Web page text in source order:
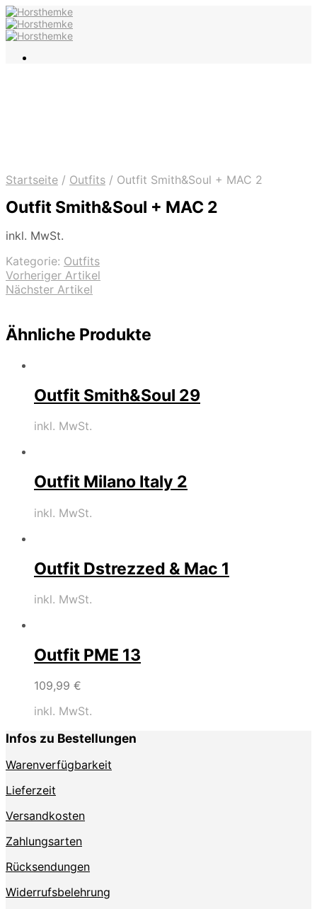
Startseite / Outfits / Outfit Smith&Soul + MAC 2
Outfit Smith&Soul + MAC 2
inkl. MwSt.
Kategorie: Outfits
Vorheriger Artikel
Nächster Artikel
Ähnliche Produkte
Outfit Smith&Soul 29
inkl. MwSt.
Outfit Milano Italy 2
inkl. MwSt.
Outfit Dstrezzed & Mac 1
inkl. MwSt.
Outfit PME 13
109,99 €
inkl. MwSt.
Infos zu Bestellungen
Warenverfügbarkeit
Lieferzeit
Versandkosten
Zahlungsarten
Rücksendungen
Widerrufsbelehrung